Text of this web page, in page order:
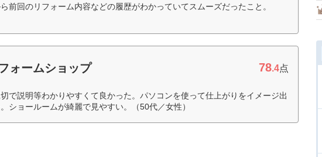
前回のリフォーム内容などの履歴がわかっていてスムーズだったこと。
ォームショップ 78.4点
で説明等わかりやすくて良かった。パソコンを使って仕上がりをイメージ出
ショールームが綺麗で見やすい。（50代／女性）